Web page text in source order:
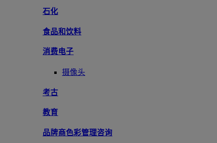
石化
食品和饮料
消费电子
摄像头
考古
教育
品牌商色彩管理咨询